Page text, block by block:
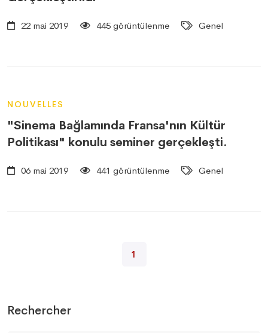
Rechercher
22 mai 2019 445 görüntülenme Genel
NOUVELLES
"Sinema Bağlamında Fransa'nın Kültür
Politikası" konulu seminer gerçekleşti.
06 mai 2019 441 görüntülenme Genel
1